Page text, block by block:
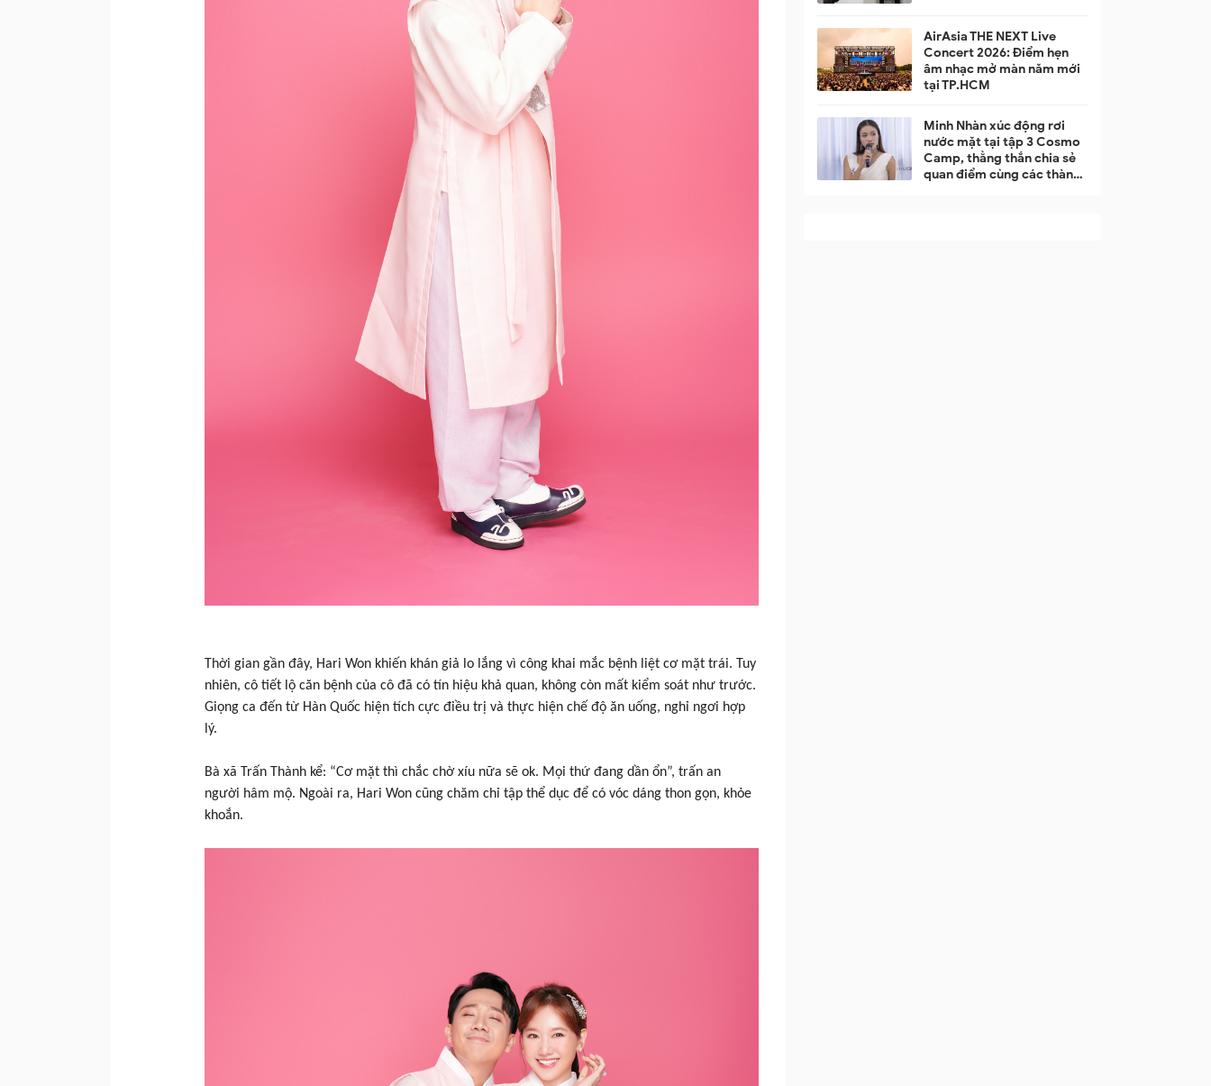
Thời gian gần đây, Hari Won khiến khán giả lo lắng vì công khai mắc bệnh liệt cơ mặt trái. Tuy
nhiên, cô tiết lộ căn bệnh của cô đã có tín hiệu khả quan, không còn mất kiểm soát như trước.
Giọng ca đến từ Hàn Quốc hiện tích cực điều trị và thực hiện chế độ ăn uống, nghỉ ngơi hợp
lý.
Bà xã Trấn Thành kể: “Cơ mặt thì chắc chờ xíu nữa sẽ ok. Mọi thứ đang dần ổn”, trấn an
người hâm mộ. Ngoài ra, Hari Won cũng chăm chỉ tập thể dục để có vóc dáng thon gọn, khỏe
khoắn.
AirAsia THE NEXT Live
Concert 2026: Điểm hẹn
âm nhạc mở màn năm mới
tại TP.HCM
Minh Nhàn xúc động rơi
nước mặt tại tập 3 Cosmo
Camp, thẳng thắn chia sẻ
quan điểm cùng các thành